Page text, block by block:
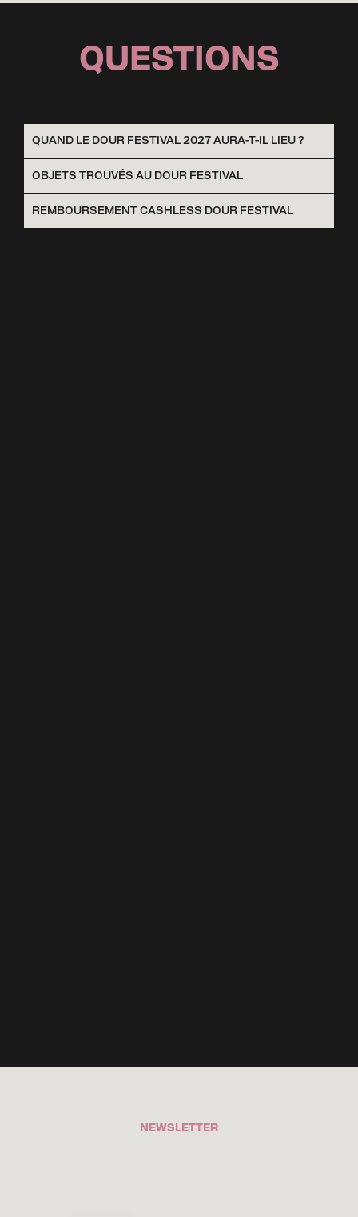
QUESTIONS
QUAND LE DOUR FESTIVAL 2027 AURA-T-IL LIEU ?
OBJETS TROUVÉS AU DOUR FESTIVAL
REMBOURSEMENT CASHLESS DOUR FESTIVAL
NEWSLETTER